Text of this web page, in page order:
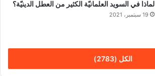
لماذا في السويد العلمانيّة الكثير من العطل الدينيّة؟
19 سبتمبر، 2021
الكل (2783)